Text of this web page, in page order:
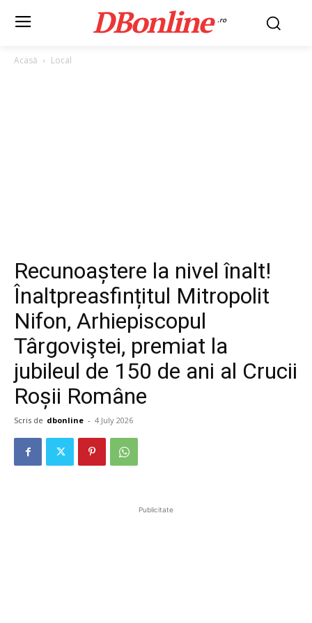
DBonline .ro
Acasă Local
Recunoaștere la nivel înalt!
Înaltpreasfințitul Mitropolit
Nifon, Arhiepiscopul
Târgoviştei, premiat la
jubileul de 150 de ani al Crucii
Roșii Române
Scris de dbonline - 4 July 2026
Publicitate